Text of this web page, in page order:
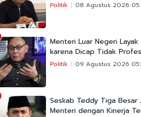
Politik 08 Agustus 2026
Menteri Luar Negeri
karena Dicap Tidak
Politik 09 Agustus 2026
Seskab Teddy Tiga Besar
Menteri dengan Kinerja